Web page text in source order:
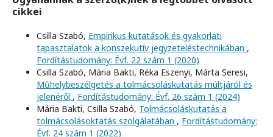
cikkei
Csilla Szabó, Empirikus kutatások és gyakorlati
tapasztalatok a konszekutív jegyzeteléstechnikában ,
Fordítástudomány: Évf. 22 szám 1 (2020)
Csilla Szabó, Mária Bakti, Réka Eszenyi, Márta Seresi,
Műhelybeszélgetés a tolmácsoláskutatás múltjáról és
jelenéről , Fordítástudomány: Évf. 26 szám 1 (2024)
Mária Bakti, Csilla Szabó, Tolmácsoláskutatás a
tolmácsolásoktatás szolgálatában , Fordítástudomány:
Évf. 24 szám 1 (2022)